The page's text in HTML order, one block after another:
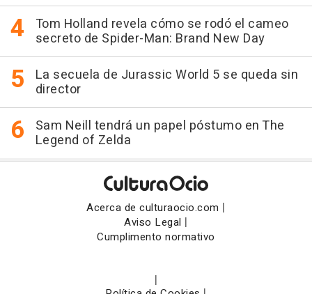
Tom Holland revela cómo se rodó el cameo
secreto de Spider-Man: Brand New Day
La secuela de Jurassic World 5 se queda sin
director
Sam Neill tendrá un papel póstumo en The
Legend of Zelda
Acerca de culturaocio.com |
Aviso Legal |
Cumplimento normativo
|